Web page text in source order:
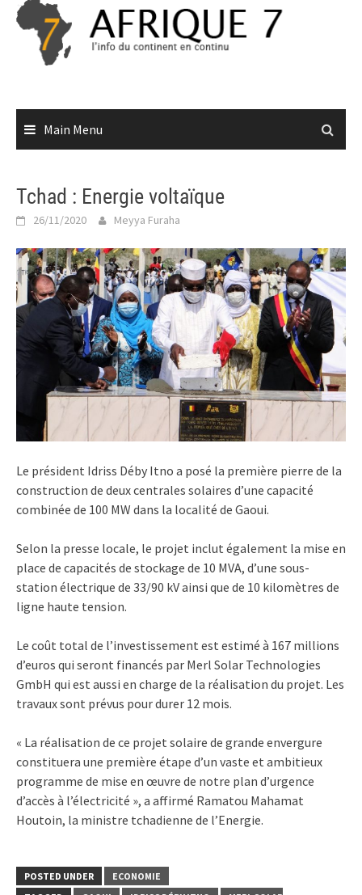
Skip
content
Main Menu
Tchad : Energie voltaïque
26/11/2020 Meyya Furaha
Le président Idriss Déby Itno a posé la première pierre de la
construction de deux centrales solaires d’une capacité
combinée de 100 MW dans la localité de Gaoui.
Selon la presse locale, le projet inclut également la mise en
place de capacités de stockage de 10 MVA, d’une sous-
station électrique de 33/90 kV ainsi que de 10 kilomètres de
ligne haute tension.
Le coût total de l’investissement est estimé à 167 millions
d’euros qui seront financés par Merl Solar Technologies
GmbH qui est aussi en charge de la réalisation du projet. Les
travaux sont prévus pour durer 12 mois.
« La réalisation de ce projet solaire de grande envergure
constituera une première étape d’un vaste et ambitieux
programme de mise en œuvre de notre plan d’urgence
d’accès à l’électricité », a affirmé Ramatou Mahamat
Houtoin, la ministre tchadienne de l’Energie.
POSTED UNDER
ECONOMIE